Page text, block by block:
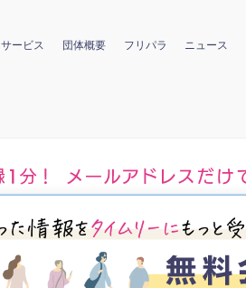
ービス 団体概要 フリパラ ニュース